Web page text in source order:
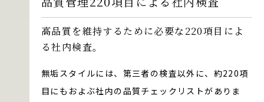
高品質を維持するために必要な220項目によ
る社内検査。
無垢スタイルには、第三者の検査以外に、約220項
目にもおよぶ社内の品質チェックリストがありま